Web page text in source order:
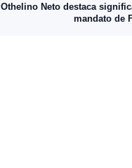
Othelino Neto destaca
mandato de